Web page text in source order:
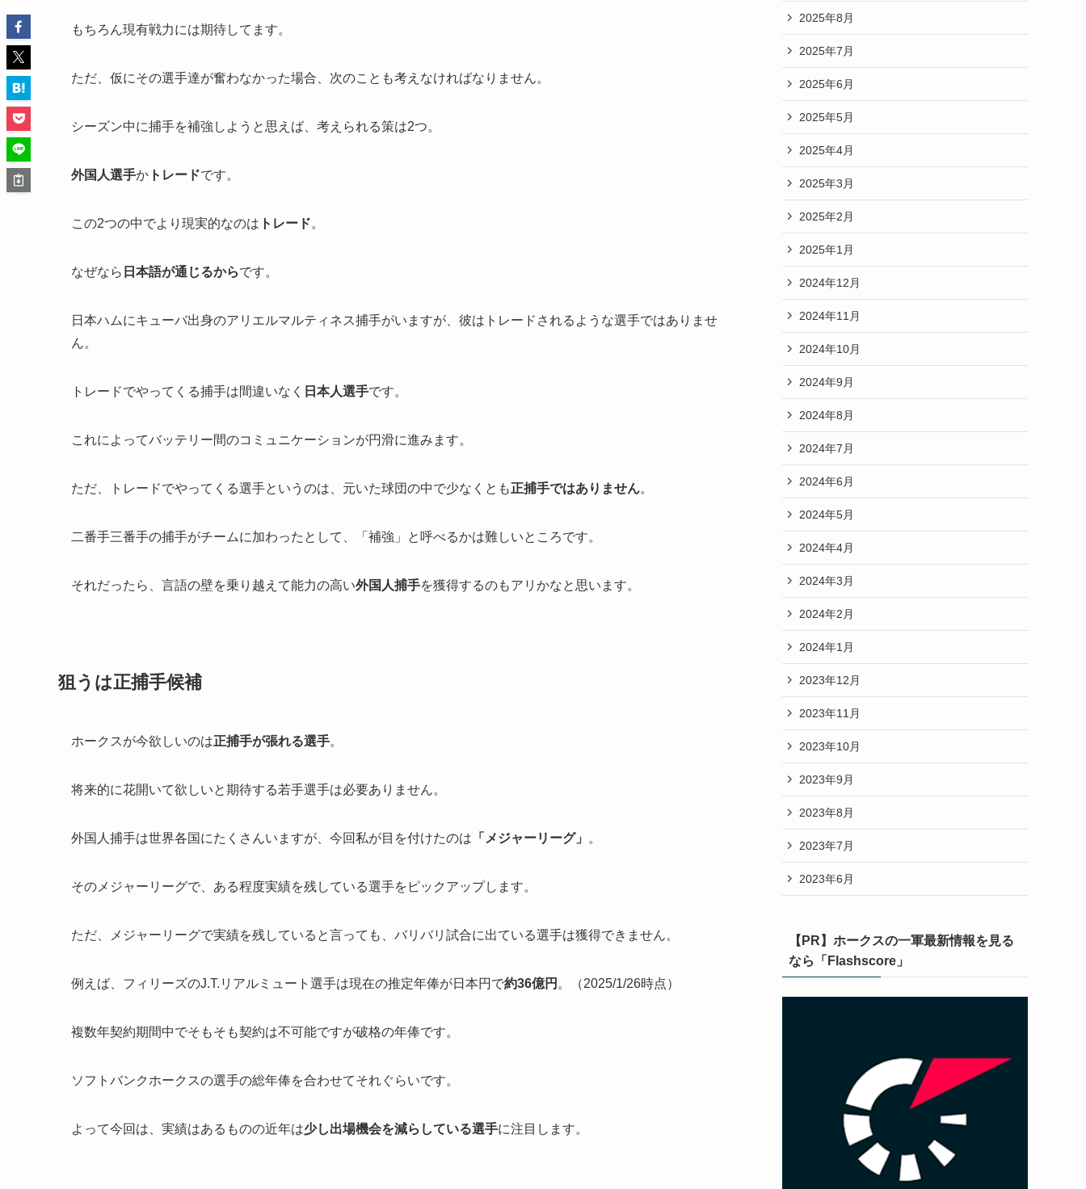
もちろん現有戦力には期待してます。
ただ、仮にその選手達が奮わなかった場合、次のことも考えなければなりません。
シーズン中に捕手を補強しようと思えば、考えられる策は2つ。
外国人選手か トレードです。
この2つの中でより現実的なのは トレード。
なぜなら 日本語が通じるからです。
日本ハムにキューバ出身のアリエルマルティネス捕手がいますが、彼はトレードされるような選手ではありませ
ん。
トレードでやってくる捕手は間違いなく 日本人選手です。
これによってバッテリー間のコミュニケーションが円滑に進みます。
ただ、トレードでやってくる選手というのは、元いた球団の中で少なくとも正捕手ではありません。
二番手三番手の捕手がチームに加わったとして、「補強」と呼べるかは難しいところです。
それだったら、言語の壁を乗り越えて能力の高い外国人捕手を獲得するのもアリかなと思います。
狙うは正捕手候補
ホークスが今欲しいのは正捕手が張れる選手。
将来的に花開いて欲しいと期待する若手選手は必要ありません。
外国人捕手は世界各国にたくさんいますが、今回私が目を付けたのは 「メジャーリーグ」 。
そのメジャーリーグで、ある程度実績を残している選手をピックアップします。
ただ、メジャーリーグで実績を残していると言っても、バリバリ試合に出ている選手は獲得できません。
例えば、フィリーズのJ.T.リアルミュート選手は現在の推定年俸が日本円で約36億円 。（2025/1/26時点）
複数年契約期間中でそもそも契約は不可能ですが破格の年俸です。
ソフトバンクホークスの選手の総年俸を合わせてそれぐらいです。
よって今回は、実績はあるものの近年は少し出場機会を減らしている選手に注目します。
2025年8月
2025年7月
2025年6月
2025年5月
2025年4月
2025年3月
2025年2月
2025年1月
2024年12月
2024年11月
2024年10月
2024年9月
2024年8月
2024年7月
2024年6月
2024年5月
2024年4月
2024年3月
2024年2月
2024年1月
2023年12月
2023年11月
2023年10月
2023年9月
2023年8月
2023年7月
2023年6月
【PR】ホークスの一軍最新情報を見る
なら「Flashscore」